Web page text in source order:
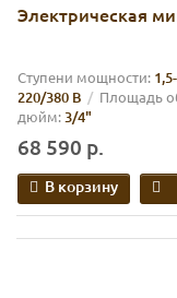
Электрическая
Cтупени мощности:
220/380 В Площадь
дюйм: 3/4"
68 590 р.
В корзину